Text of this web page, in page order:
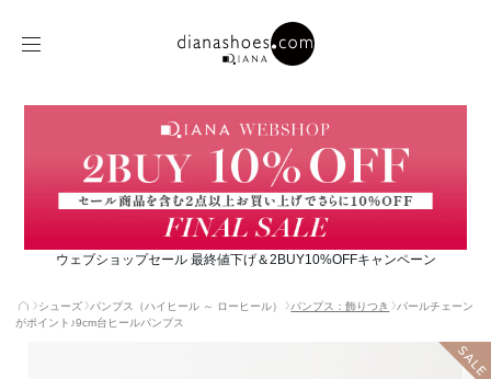
ウェブショップセール 最終値下げ＆2BUY10%OFFキャンペーン
シューズ パンプス（ハイヒール ～ ローヒール） パンプス：飾りつき
パールチェーン
がポイント♪9cm台ヒールパンプス